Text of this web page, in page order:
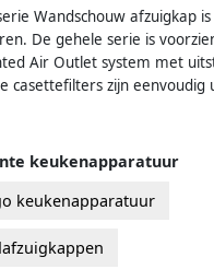
Wandschouw afzuigkap
De gehele serie is
Air Outlet system met
casettefilters zijn eenvoudig
keukenapparatuur
keukenapparatuur